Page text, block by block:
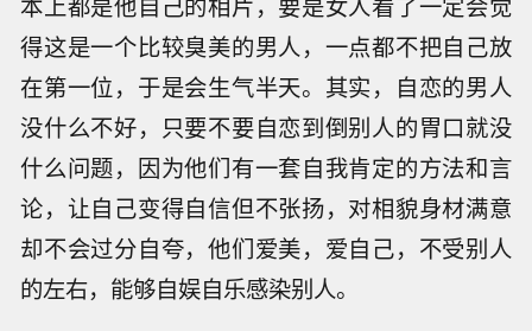
得这是一个比较臭美的男人，一点都不把自己放
在第一位，于是会生气半天。其实，自恋的男人
没什么不好，只要不要自恋到倒别人的胃口就没
什么问题，因为他们有一套自我肯定的方法和言
论，让自己变得自信但不张扬，对相貌身材满意
却不会过分自夸，他们爱美，爱自己，不受别人
的左右，能够自娱自乐感染别人。